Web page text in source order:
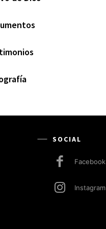
SOCIAL
Facebook
Instagram